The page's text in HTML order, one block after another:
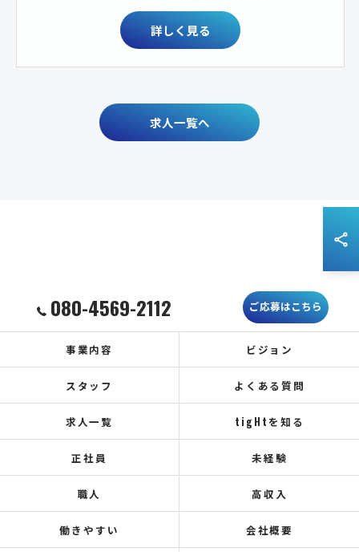
詳しく見る
求人一覧へ
080-4569-2112 ご応募はこちら
事業内容 ビジョン
スタッフ よくある質問
求人一覧 tigHtを知る
正社員 未経験
職人 高収入
働きやすい 会社概要